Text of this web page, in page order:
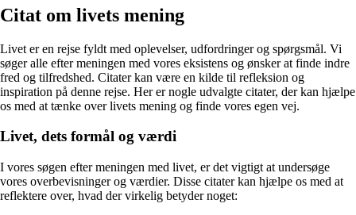
Citat om livets mening
Livet er en rejse fyldt med oplevelser, udfordringer og spørgsmål. Vi
søger alle efter meningen med vores eksistens og ønsker at finde indre
fred og tilfredshed. Citater kan være en kilde til refleksion og
inspiration på denne rejse. Her er nogle udvalgte citater, der kan hjælpe
os med at tænke over livets mening og finde vores egen vej.
Livet, dets formål og værdi
I vores søgen efter meningen med livet, er det vigtigt at undersøge
vores overbevisninger og værdier. Disse citater kan hjælpe os med at
reflektere over, hvad der virkelig betyder noget: